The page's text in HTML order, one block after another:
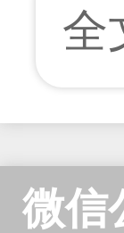
全
微信